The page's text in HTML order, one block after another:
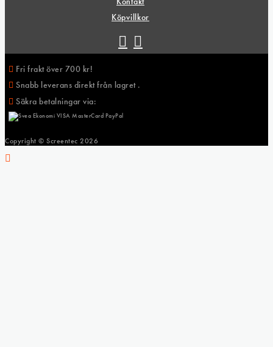
Köpvillkor
Fri frakt över 700 kr!
Snabb leverans direkt från lagret .
Säkra betalningar via:
Copyright © Screentec 2026